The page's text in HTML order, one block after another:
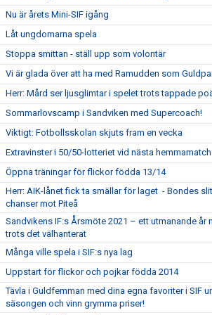
Nu är årets Mini-SIF igång
Låt ungdomarna spela
Stoppa smittan - ställ upp som volontär
Vi är glada över att ha med Ramudden som
Herr: Mård ser ljusglimtar i spelet trots tappade
Sommarlovscamp i Sandviken med Supercoach!
Viktigt: Fotbollsskolan skjuts fram en vecka
Extravinster i 50/50-lotteriet vid nästa hemmamatch
Öppna träningar för flickor födda 13/14
Herr: AIK-lånet fick ta smällar för laget - Bondes
chanser mot Piteå
Sandvikens IF:s Årsmöte 2021 – ett utmanande år
trots det välhanterat
Många ville spela i SIF:s nya lag
Uppstart för flickor och pojkar födda 2014
Tävla i Guldfemman med dina egna favoriter i SIF
säsongen och vinn grymma priser!